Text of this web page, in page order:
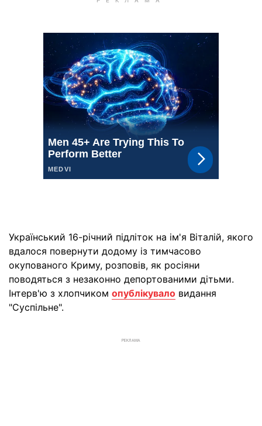
Український 16-річний підліток на ім'я Віталій, якого
вдалося повернути додому із тимчасово
окупованого Криму, розповів, як росіяни
поводяться з незаконно депортованими дітьми.
Інтерв'ю з хлопчиком опублікувало видання
"Суспільне".
РЕКЛАМА